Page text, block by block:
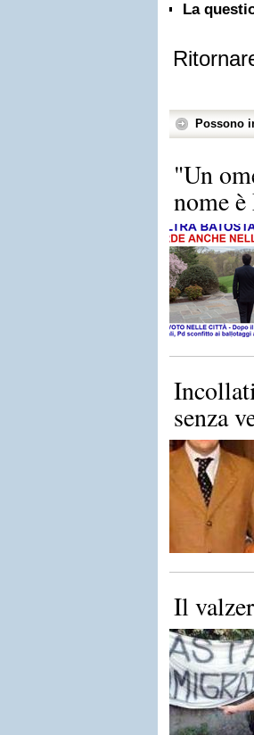
La
Possono
"Un
nome
senza
Il